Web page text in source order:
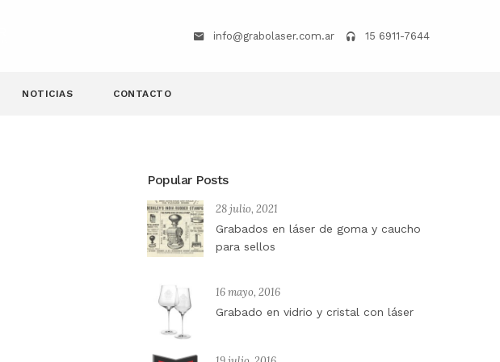
info@grabolaser.com.ar 15 6911-7644
NOTICIAS CONTACTO
Popular Posts
28 julio, 2021
Grabados en láser de goma y caucho
para sellos
16 mayo, 2016
Grabado en vidrio y cristal con láser